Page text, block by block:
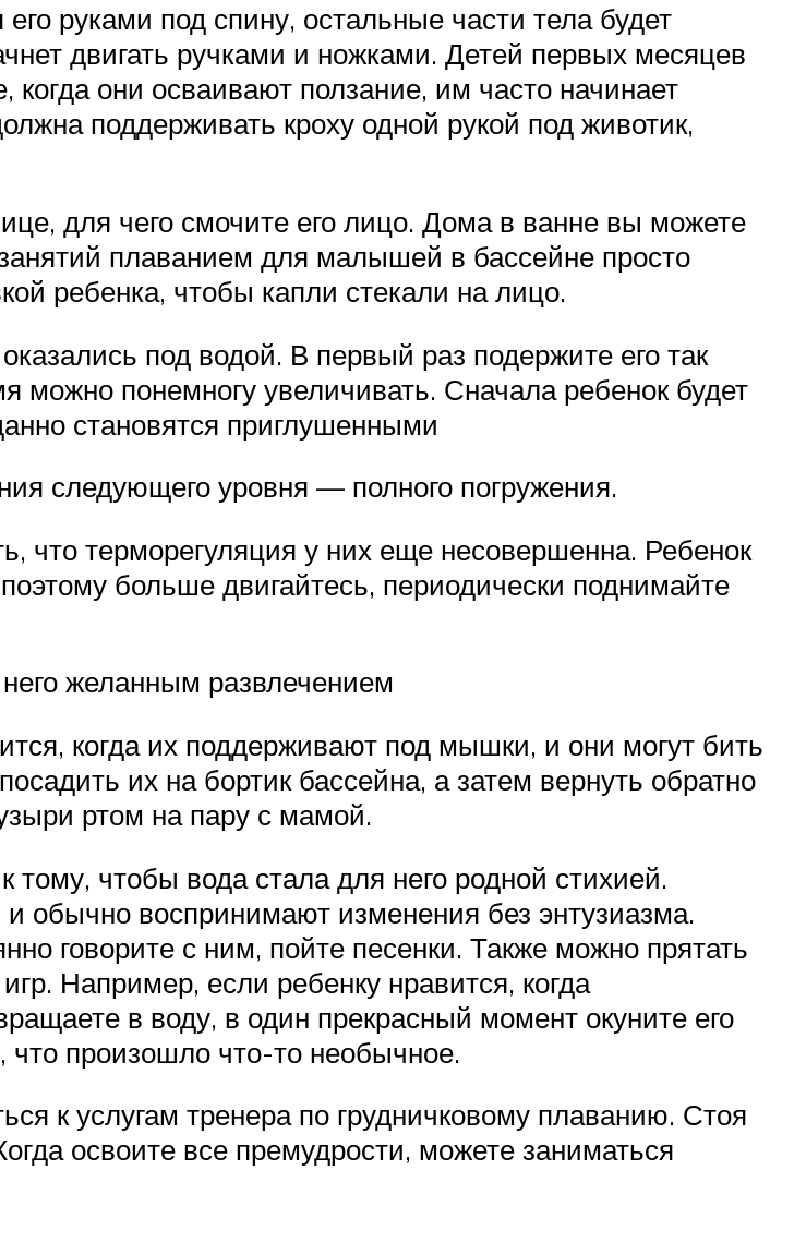
руками под спину, остальные части тела будет
двигать ручками и ножками. Детей первых месяцев
когда они осваивают ползание, им часто начинает
поддерживать кроху одной рукой под животик,
для чего смочите его лицо. Дома в ванне вы можете
плаванием для малышей в бассейне просто
ребенка, чтобы капли стекали на лицо.
под водой. В первый раз подержите его так
можно понемногу увеличивать. Сначала ребенок будет
становятся приглушенными
следующего уровня — полного погружения.
что терморегуляция у них еще несовершенна. Ребенок
больше двигайтесь, периодически поднимайте
желанным развлечением
когда их поддерживают под мышки, и они могут бить
их на бортик бассейна, а затем вернуть обратно
ртом на пару с мамой.
чтобы вода стала для него родной стихией.
воспринимают изменения без энтузиазма.
говорите с ним, пойте песенки. Также можно прятать
Например, если ребенку нравится, когда
в воду, в один прекрасный момент окуните его
произошло что-то необычное.
к услугам тренера по грудничковому плаванию. Стоя
освоите все премудрости, можете заниматься